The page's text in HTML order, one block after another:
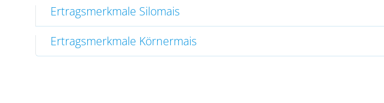
Ertragsmerkmale Silomais
Ertragsmerkmale Körnermais